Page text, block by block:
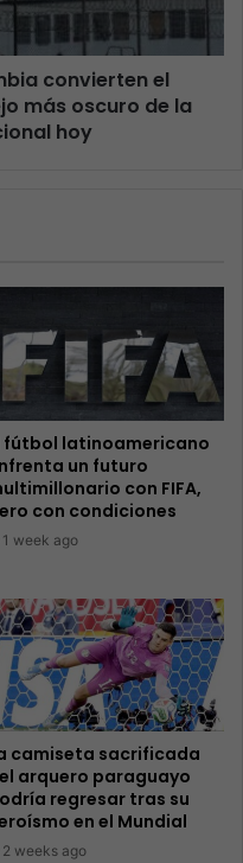
convierten el
más oscuro de la
hoy
fútbol latinoamericano
un futuro
con FIFA,
con condiciones
1 week ago
camiseta sacrificada
arquero paraguayo
regresar tras su
en el Mundial
2 weeks ago